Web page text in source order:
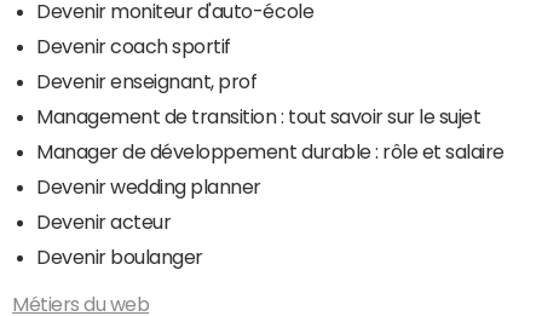
Devenir moniteur d'auto-école
Devenir coach sportif
Devenir enseignant, prof
Management de transition : tout savoir sur le sujet
Manager de développement durable : rôle et salaire
Devenir wedding planner
Devenir acteur
Devenir boulanger
Métiers du web